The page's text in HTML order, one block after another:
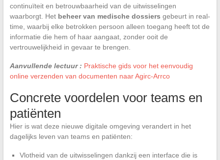
continuïteit en betrouwbaarheid van de uitwisselingen
waarborgt. Het beheer van medische dossiers gebeurt in real-
time, waarbij elke betrokken persoon alleen toegang heeft tot de
informatie die hem of haar aangaat, zonder ooit de
vertrouwelijkheid in gevaar te brengen.
Aanvullende lectuur : Praktische gids voor het eenvoudig
online verzenden van documenten naar Agirc-Arrco
Concrete voordelen voor teams en
patiënten
Hier is wat deze nieuwe digitale omgeving verandert in het
dagelijks leven van teams en patiënten:
Vlotheid van de uitwisselingen dankzij een interface die is